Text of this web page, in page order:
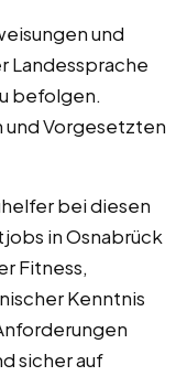
und
Landessprache
befolgen.
Vorgesetzten
bei diesen
in Osnabrück
Fitness,
Kenntnis
sicher auf